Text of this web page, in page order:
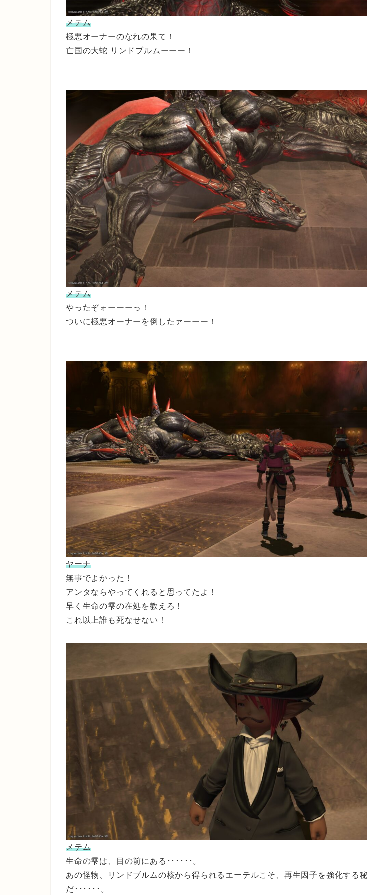
メテム
極悪オーナーのなれの果て！
亡国の大蛇 リンドブルムーーー！
メテム
やったぞォーーーっ！
ついに極悪オーナーを倒したァーーー！
ヤーナ
無事でよかった！
アンタならやってくれると思ってたよ！
早く生命の雫の在処を教えろ！
これ以上誰も死なせない！
メテム
生命の雫は、目の前にある･･････。
あの怪物、リンドブルムの核から得られるエーテルこそ、再生因子を強化する
だ･･････。